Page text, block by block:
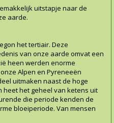
uitstapje naar de
aarde.
het tertiair. Deze
van onze aarde omvat een
heen werden enorme
Alpen en Pyreneeën
uitmaken naast de hoge
heet het geheel van ketens uit
die periode kenden de
bloeiperiode. Van mensen